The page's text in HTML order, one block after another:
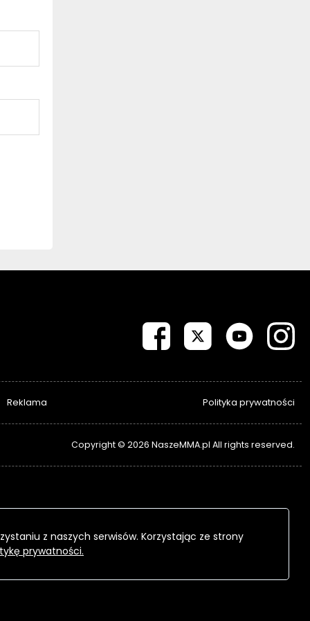
Reklama Polityka prywatności
Copyright © 2026 NaszeMMA.pl All rights reserved.
z naszych serwisów. Korzystając ze strony
prywatności.